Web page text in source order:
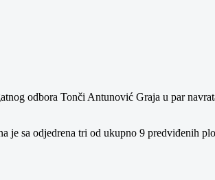
odbora Tonči Antunović Graja u par
je sa odjedrena tri od ukupno 9 predviđenih